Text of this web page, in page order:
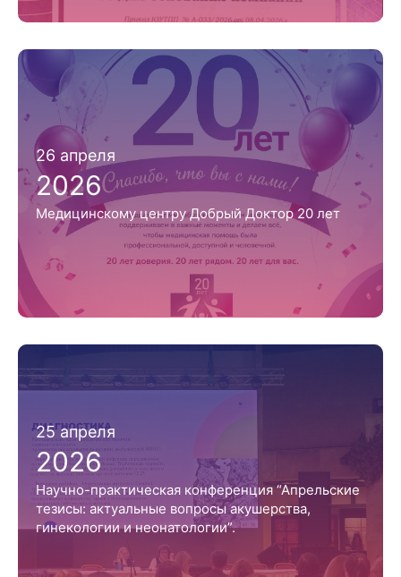
26 апреля
2026
Медицинскому центру Добрый Доктор 20 лет
25 апреля
2026
Научно-практическая конференция “Апрельские
тезисы: актуальные вопросы акушерства,
гинекологии и неонатологии”.